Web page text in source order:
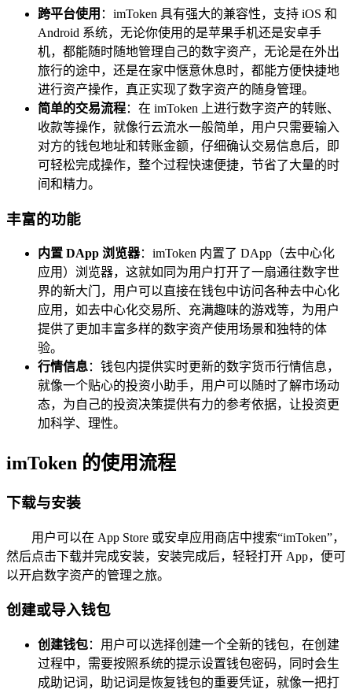
跨平台使用 ：imToken 具有强大的兼容性，支持 iOS 和
Android 系统，无论你使用的是苹果手机还是安卓手
机，都能随时随地管理自己的数字资产，无论是在外出
旅行的途中，还是在家中惬意休息时，都能方便快捷地
进行资产操作，真正实现了数字资产的随身管理。
简单的交易流程：在 imToken 上进行数字资产的转账、
收款等操作，就像行云流水一般简单，用户只需要输入
对方的钱包地址和转账金额，仔细确认交易信息后，即
可轻松完成操作，整个过程快速便捷，节省了大量的时
间和精力。
丰富的功能
内置 DApp 浏览器：imToken 内置了 DApp（去中心化
应用）浏览器，这就如同为用户打开了一扇通往数字世
界的新大门，用户可以直接在钱包中访问各种去中心化
应用，如去中心化交易所、充满趣味的游戏等，为用户
提供了更加丰富多样的数字资产使用场景和独特的体
验。
行情信息：钱包内提供实时更新的数字货币行情信息，
就像一个贴心的投资小助手，用户可以随时了解市场动
态，为自己的投资决策提供有力的参考依据，让投资更
加科学、理性。
imToken 的使用流程
下载与安装
用户可以在 App Store 或安卓应用商店中搜索“imToken”，
然后点击下载并完成安装，安装完成后，轻轻打开 App，便可
以开启数字资产的管理之旅。
创建或导入钱包
创建钱包：用户可以选择创建一个全新的钱包，在创建
过程中，需要按照系统的提示设置钱包密码，同时会生
成助记词，助记词是恢复钱包的重要凭证，就像一把打